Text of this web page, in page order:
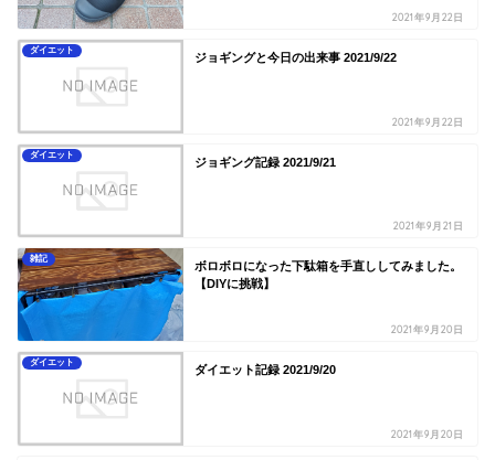
2021年9月22日
ダイエット
ジョギングと今日の出来事 2021/9/22
2021年9月22日
ダイエット
ジョギング記録 2021/9/21
2021年9月21日
雑記
ボロボロになった下駄箱を手直ししてみました。
【DIYに挑戦】
2021年9月20日
ダイエット
ダイエット記録 2021/9/20
2021年9月20日